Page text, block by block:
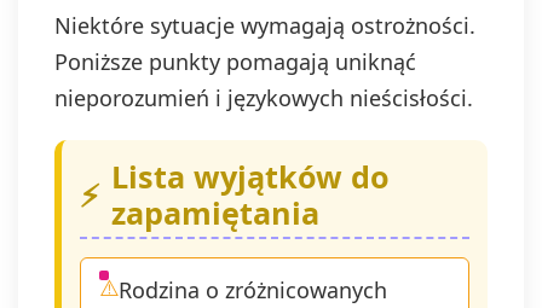
Niektóre sytuacje wymagają ostrożności.
Poniższe punkty pomagają uniknąć
nieporozumień i językowych nieścisłości.
Lista wyjątków do
zapamiętania
Rodzina o zróżnicowanych